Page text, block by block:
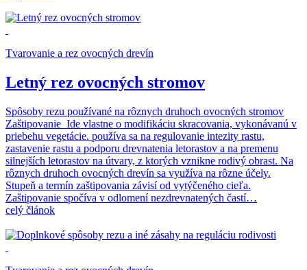
Tvarovanie a rez ovocných drevín
Letný rez ovocných stromov
Spôsoby rezu používané na rôznych druhoch ovocných stromov
Zaštipovanie Ide vlastne o modifikáciu skracovania, vykonávanú v
priebehu vegetácie. používa sa na regulovanie intezity rastu,
zastavenie rastu a podporu drevnatenia letorastov a na premenu
silnejších letorastov na útvary, z ktorých vznikne rodivý obrast. Na
rôznych druhoch ovocných drevín sa využíva na rôzne účely.
Stupeň a termín zaštipovania závisí od vytýčeného cieľa.
Zaštipovanie spočíva v odlomení nezdrevnatených častí…
celý článok